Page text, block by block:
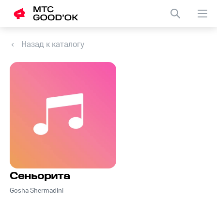
Назад к каталогу
Сеньорита
Gosha Shermadini